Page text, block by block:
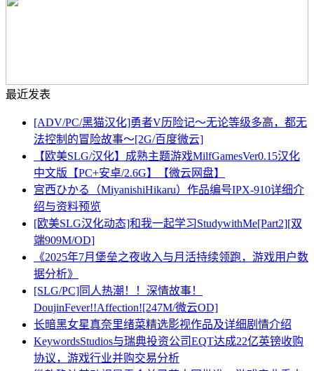
最近发表
[ADV/PC/黑猫汉化]勇者V历险记～无论等级多高，都无
法控制的冒险故事～[2G/百度微云]
【欧美SLG/汉化】成熟主题游戏MilfGamesVer0.15汉化
中文版【PC+安卓/2.6G】【微云网盘】
宫西ひかる（MiyanishiHikaru）作品编号IPX-910详细介
绍与资料预览
[欧美SLG汉化动态]和我一起学习StudywithMe[Part2][双
端909M/OD]
《2025年7月堡垒之夜收入与月活持续领跑，游戏用户数
据分析》
[SLG/PC]同人热潮！！深情故事！
DoujinFever!!Affection![247M/微云OD]
长暗黑女星真奈里绪菜精选影视作品及详细剧情介绍
KeywordsStudios与瑞典投资公司EQT达成22亿英镑收购
协议，游戏行业并购交易分析